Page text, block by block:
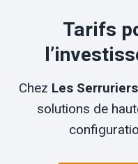
Tarifs
Chez Les
solutions de